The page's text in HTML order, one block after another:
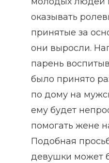
оказывать
принятые за
они выросли.
парень
было принято
по дому на
ему будет
помогать жене
Подобная
девушки может